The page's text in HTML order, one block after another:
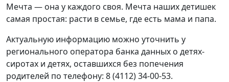
Мечта — она у каждого своя. Мечта наших детишек
самая простая: расти в семье, где есть мама и папа.
Актуальную информацию можно уточнить у
регионального оператора банка данных о детях-
сиротах и детях, оставшихся без попечения
родителей по телефону: 8 (4112) 34-00-53.